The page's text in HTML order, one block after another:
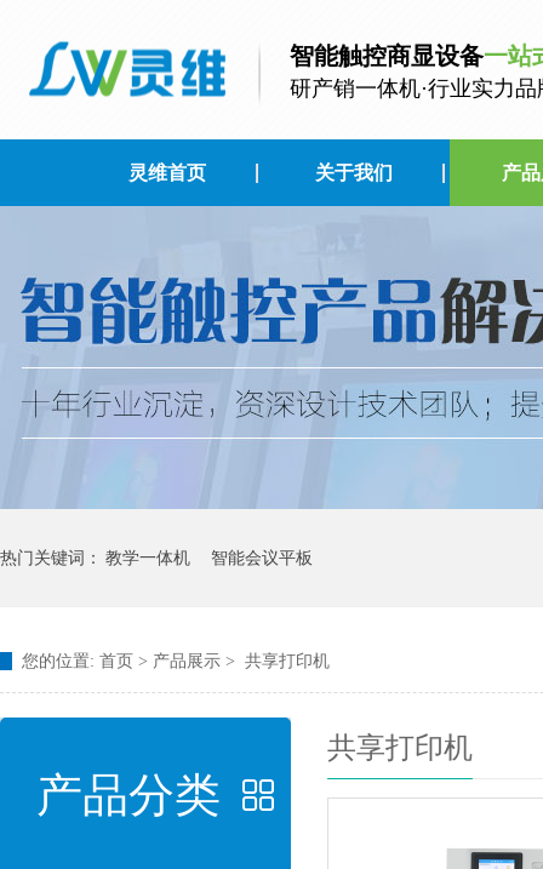
智能触控商显设备一站
研产销一体机·行业实力品
灵维首页 关于我们 产
热门关键词： 教学一体机 智能会议平板
您的位置: 首页 > 产品展示 > 共享打印机
产品分类
共享打印机